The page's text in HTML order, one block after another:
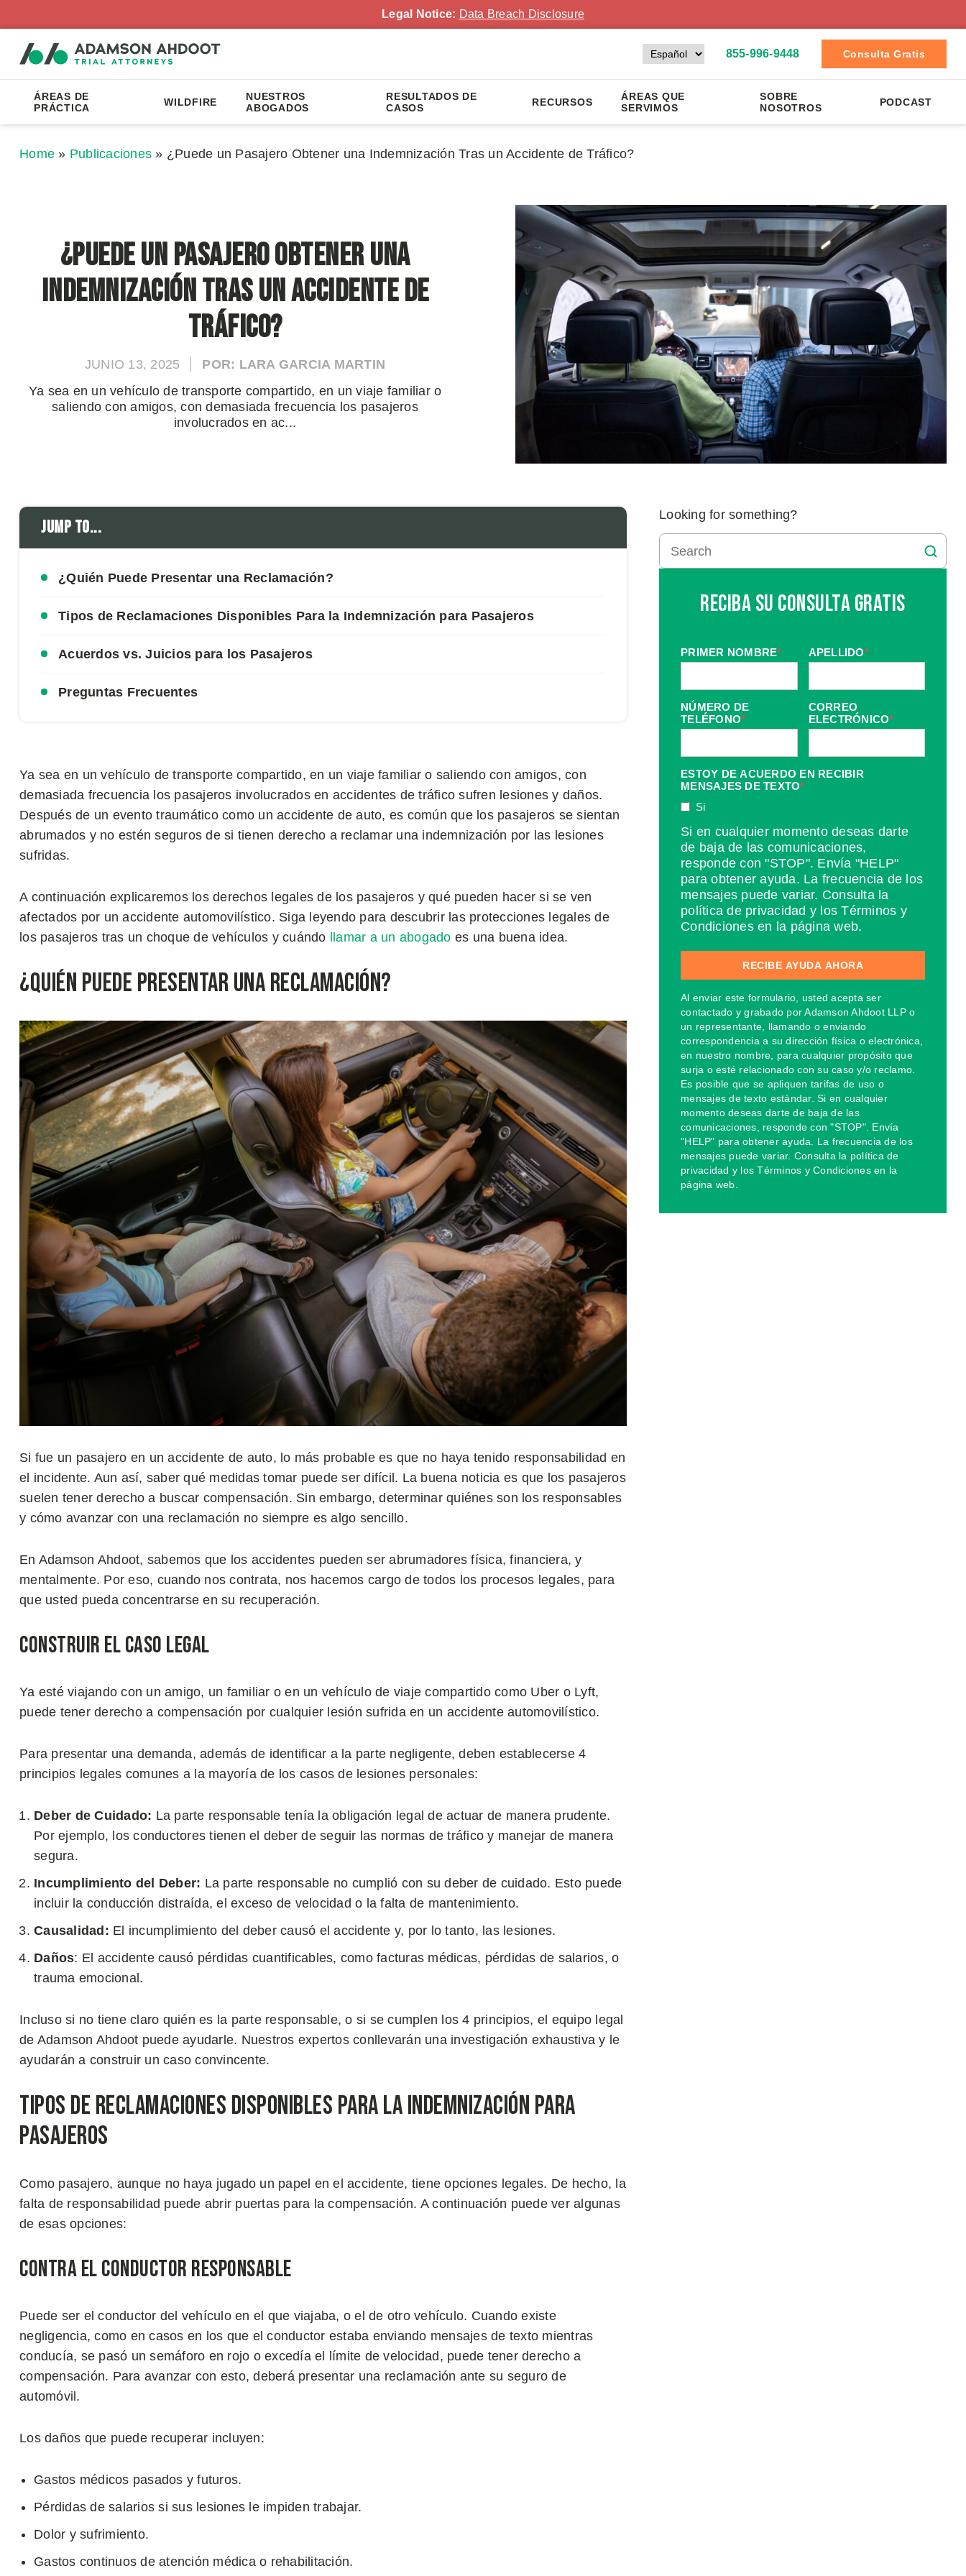
Legal Notice: Data Breach Disclosure
855-996-9448 Consulta Gratis
ÁREAS DE
PRÁCTICA
WILDFIRE
NUESTROS
ABOGADOS
RESULTADOS DE
CASOS
RECURSOS
ÁREAS QUE
SERVIMOS
SOBRE
NOSOTROS
PODCAST
Home » Publicaciones » ¿Puede un Pasajero Obtener una Indemnización Tras un Accidente de Tráfico?
¿Puede un Pasajero Obtener una
Indemnización Tras un Accidente de
Tráfico?
JUNIO 13, 2025
POR: LARA GARCIA MARTIN
Ya sea en un vehículo de transporte compartido, en un viaje familiar o
saliendo con amigos, con demasiada frecuencia los pasajeros
involucrados en ac...
Jump to...
¿Quién Puede Presentar una Reclamación?
Tipos de Reclamaciones Disponibles Para la Indemnización para Pasajeros
Acuerdos vs. Juicios para los Pasajeros
Preguntas Frecuentes
Ya sea en un vehículo de transporte compartido, en un viaje familiar o saliendo con amigos, con
demasiada frecuencia los pasajeros involucrados en accidentes de tráfico sufren lesiones y daños.
Después de un evento traumático como un accidente de auto, es común que los pasajeros se sientan
abrumados y no estén seguros de si tienen derecho a reclamar una indemnización por las lesiones
sufridas.
A continuación explicaremos los derechos legales de los pasajeros y qué pueden hacer si se ven
afectados por un accidente automovilístico. Siga leyendo para descubrir las protecciones legales de
los pasajeros tras un choque de vehículos y cuándo
llamar a un abogado es una buena idea.
¿Quién Puede Presentar una Reclamación?
Si fue un pasajero en un accidente de auto, lo más probable es que no haya tenido responsabilidad en
el incidente. Aun así, saber qué medidas tomar puede ser difícil. La buena noticia es que los pasajeros
suelen tener derecho a buscar compensación. Sin embargo, determinar quiénes son los responsables
y cómo avanzar con una reclamación no siempre es algo sencillo.
En Adamson Ahdoot, sabemos que los accidentes pueden ser abrumadores física, financiera, y
mentalmente. Por eso, cuando nos contrata, nos hacemos cargo de todos los procesos legales, para
que usted pueda concentrarse en su recuperación.
Construir el Caso Legal
Ya esté viajando con un amigo, un familiar o en un vehículo de viaje compartido como Uber o Lyft,
puede tener derecho a compensación por cualquier lesión sufrida en un accidente automovilístico.
Para presentar una demanda, además de identificar a la parte negligente, deben establecerse 4
principios legales comunes a la mayoría de los casos de lesiones personales:
Deber de Cuidado: La parte responsable tenía la obligación legal de actuar de manera prudente.
Por ejemplo, los conductores tienen el deber de seguir las normas de tráfico y manejar de manera
segura.
Incumplimiento del Deber: La parte responsable no cumplió con su deber de cuidado. Esto puede
incluir la conducción distraída, el exceso de velocidad o la falta de mantenimiento.
Causalidad: El incumplimiento del deber causó el accidente y, por lo tanto, las lesiones.
Daños: El accidente causó pérdidas cuantificables, como facturas médicas, pérdidas de salarios, o
trauma emocional.
Incluso si no tiene claro quién es la parte responsable, o si se cumplen los 4 principios, el equipo legal
de Adamson Ahdoot puede ayudarle. Nuestros expertos conllevarán una investigación exhaustiva y le
ayudarán a construir un caso convincente.
Tipos de Reclamaciones Disponibles Para la Indemnización para
Pasajeros
Como pasajero, aunque no haya jugado un papel en el accidente, tiene opciones legales. De hecho, la
falta de responsabilidad puede abrir puertas para la compensación. A continuación puede ver algunas
de esas opciones:
Contra el Conductor Responsable
Puede ser el conductor del vehículo en el que viajaba, o el de otro vehículo. Cuando existe
negligencia, como en casos en los que el conductor estaba enviando mensajes de texto mientras
conducía, se pasó un semáforo en rojo o excedía el límite de velocidad, puede tener derecho a
compensación. Para avanzar con esto, deberá presentar una reclamación ante su seguro de
automóvil.
Los daños que puede recuperar incluyen:
Gastos médicos pasados y futuros.
Pérdidas de salarios si sus lesiones le impiden trabajar.
Dolor y sufrimiento.
Gastos continuos de atención médica o rehabilitación.
Looking for something?
Reciba Su Consulta Gratis
PRIMER NOMBRE* APELLIDO*
NÚMERO DE
TELÉFONO*
CORREO
ELECTRÓNICO*
ESTOY DE ACUERDO EN RECIBIR
MENSAJES DE TEXTO*
Si
Si en cualquier momento deseas darte
de baja de las comunicaciones,
responde con "STOP". Envía "HELP"
para obtener ayuda. La frecuencia de los
mensajes puede variar. Consulta la
política de privacidad y los Términos y
Condiciones en la página web.
Al enviar este formulario, usted acepta ser
contactado y grabado por Adamson Ahdoot LLP o
un representante, llamando o enviando
correspondencia a su dirección física o electrónica,
en nuestro nombre, para cualquier propósito que
surja o esté relacionado con su caso y/o reclamo.
Es posible que se apliquen tarifas de uso o
mensajes de texto estándar. Si en cualquier
momento deseas darte de baja de las
comunicaciones, responde con "STOP". Envía
"HELP" para obtener ayuda. La frecuencia de los
mensajes puede variar. Consulta la política de
privacidad y los Términos y Condiciones en la
página web.